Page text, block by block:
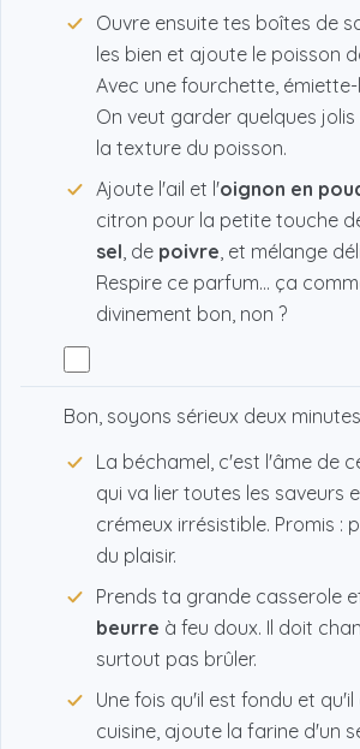
Ouvre ensuite tes boîtes de
les bien et ajoute le poisson
Avec une fourchette,
On veut garder quelques
la texture du poisson.
Ajoute l'ail et l'oignon en
citron pour la petite touche
sel, de poivre, et mélange
Respire ce parfum… ça
divinement bon, non ?
Bon, soyons sérieux deux
La béchamel, c'est l'âme de
qui va lier toutes les saveurs
crémeux irrésistible. Promis :
du plaisir.
Prends ta grande casserole
beurre à feu doux. Il doit
surtout pas brûler.
Une fois qu'il est fondu et
cuisine, ajoute la farine d'un